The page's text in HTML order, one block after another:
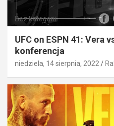
Bez kategorii
UFC on ESPN 41: Vera
konferencja
niedziela, 14 sierpnia, 2022